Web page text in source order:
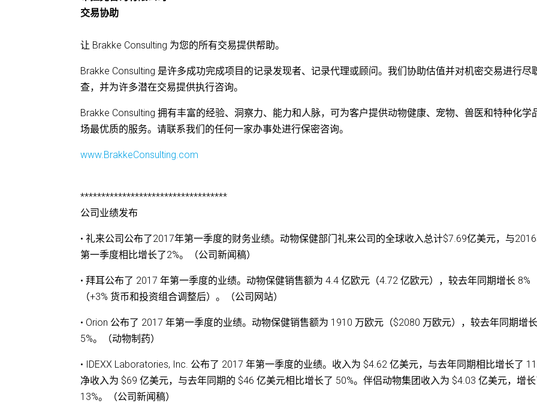
交易协助
让 Brakke Consulting 为您的所有交易提供帮助。
Brakke Consulting 是许多成功完成项目的记录发现者、记录代理或顾问。我们协助估值并对机密交易进行尽
查，并为许多潜在交易提供执行咨询。
Brakke Consulting 拥有丰富的经验、洞察力、能力和人脉，可为客户提供动物健康、宠物、兽医和特种化学
场最优质的服务。请联系我们的任何一家办事处进行保密咨询。
www.BrakkeConsulting.com
***********************************
公司业绩发布
• 礼来公司公布了2017年第一季度的财务业绩。动物保健部门礼来公司的全球收入总计$7.69亿美元，与
第一季度相比增长了2%。（公司新闻稿）
• 拜耳公布了 2017 年第一季度的业绩。动物保健销售额为 4.4 亿欧元（4.72 亿欧元），较去年同期增长 8%
（+3% 货币和投资组合调整后）。（公司网站）
• Orion 公布了 2017 年第一季度的业绩。动物保健销售额为 1910 万欧元（$2080 万欧元），较去年同期增长
5%。（动物制药）
• IDEXX Laboratories, Inc. 公布了 2017 年第一季度的业绩。收入为 $4.62 亿美元，与去年同期相比增长了
净收入为 $69 亿美元，与去年同期的 $46 亿美元相比增长了 50%。伴侣动物集团收入为 $4.03 亿美元，增长
13%。（公司新闻稿）